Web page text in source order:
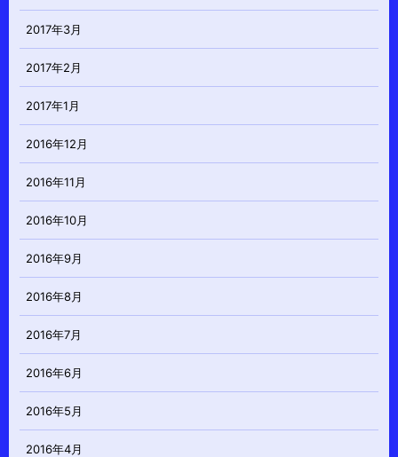
2017年3月
2017年2月
2017年1月
2016年12月
2016年11月
2016年10月
2016年9月
2016年8月
2016年7月
2016年6月
2016年5月
2016年4月